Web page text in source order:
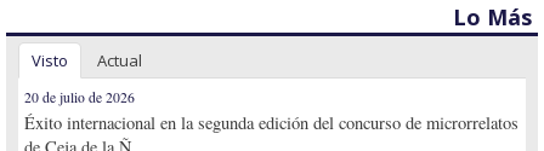
Lo Más
Visto Actual
20 de julio de 2026
Éxito internacional en la segunda edición del concurso de microrrelatos
de Ceja de la Ñ